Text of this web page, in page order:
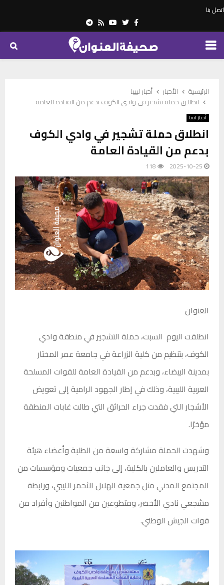
اتصل بنا
Facebook
Twitter
Youtube
Rss
Telegram
PRIMARY
الرئيسية الأخبار
أخبار ليبيا
انطلاق حملة تشجير في وادي الكوف بدعم من القيادة العامة
أخبار ليبيا
انطلاق حملة تشجير في وادي الكوف
بدعم من القيادة العامة
2025-10-25
118
العنوان
انطلقت اليوم السبت، حملة التشجير في منطقة وادي
الكوف، بتنظيم من كلية الزراعة في جامعة عمر المختار
بمدينة البيضاء، وبدعم من القيادة العامة للقوات المسلحة
العربية الليبية، وذلك في إطار الجهود الرامية إلى تعويض
الأشجار التي فقدت جراء الحرائق التي طالت غابات المنطقة
مؤخرًا.
وشهدت الحملة مشاركة واسعة من الطلبة وأعضاء هيئة
التدريس والعاملين بالكلية، إلى جانب جمعيات ومؤسسات من
المجتمع المدني مثل جمعية الهلال الأحمر الليبي، ورابطة
مشجعي نادي الأخضر، ومتطوعين من المواطنين وأفراد من
قوات الجيش الوطني.